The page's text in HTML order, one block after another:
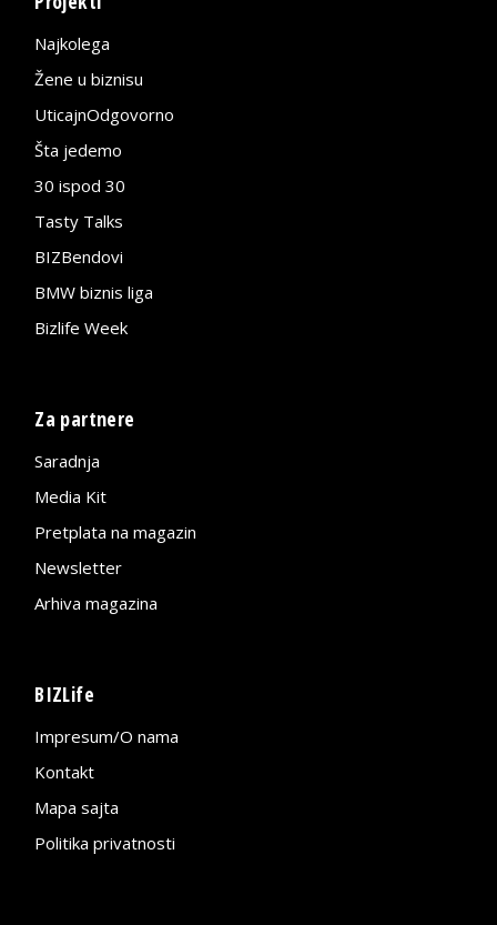
Najkolega
Žene u biznisu
UticajnOdgovorno
Šta jedemo
30 ispod 30
Tasty Talks
BIZBendovi
BMW biznis liga
Bizlife Week
Za partnere
Saradnja
Media Kit
Pretplata na magazin
Newsletter
Arhiva magazina
BIZLife
Impresum/O nama
Kontakt
Mapa sajta
Politika privatnosti